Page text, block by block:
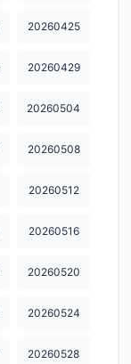
20260425
20260429
20260504
20260508
20260512
20260516
20260520
20260524
20260528